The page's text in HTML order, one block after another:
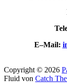
E–Mail:
Copyright © 2026
Fluid von Catch